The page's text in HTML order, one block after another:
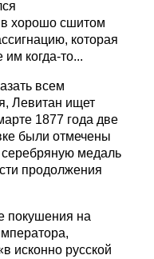
в хорошо сшитом
которая
когда-то...
всем
Левитан ищет
1877 года две
были отмечены
медаль
продолжения
покушения на
исконно русской